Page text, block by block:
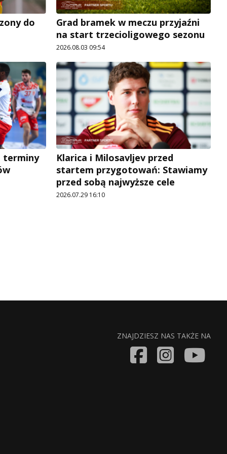
do
Grad bramek w meczu przyjaźni
na start trzecioligowego sezonu
2026.08.03 09:54
terminy
Klarica i Milosavljev przed
startem przygotowań: Stawiamy
przed sobą najwyższe cele
2026.07.29 16:10
ZNAJDZIESZ NAS TAKŻE NA